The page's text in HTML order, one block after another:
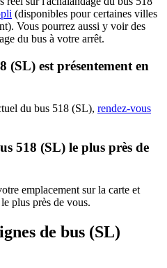
(disponibles pour certaines villes
Vous pourrez aussi y voir des
du bus à votre arrêt.
(SL) est présentement en
du bus 518 (SL), rendez-vous
518 (SL) le plus près de
emplacement sur la carte et
plus près de vous.
de bus (SL)